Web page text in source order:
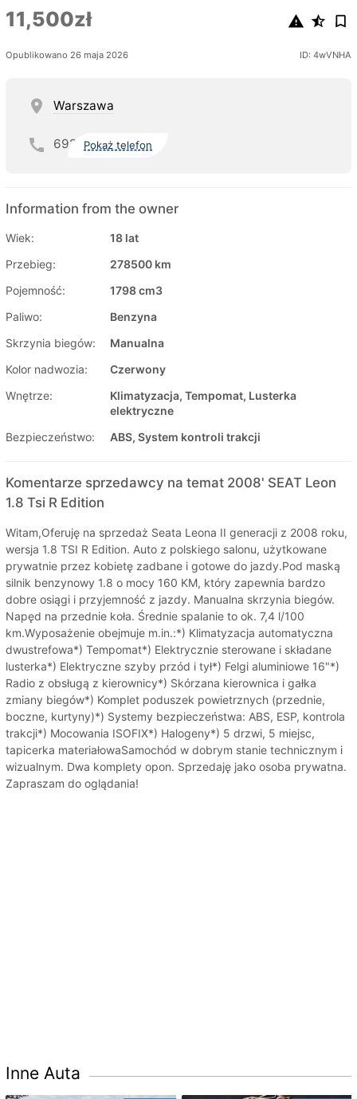
11,500zł
Opublikowano 26 maja 2026 ID: 4wVNHA
Warszawa
692 Pokaż telefon
Information from the owner
Wiek:
18 lat
Przebieg:
278500 km
Pojemność:
1798 cm3
Paliwo:
Benzyna
Skrzynia biegów:
Manualna
Kolor nadwozia:
Czerwony
Wnętrze:
Klimatyzacja, Tempomat, Lusterka
elektryczne
Bezpieczeństwo:
ABS, System kontroli trakcji
Komentarze sprzedawcy na temat 2008' SEAT Leon
1.8 Tsi R Edition
Witam,Oferuję na sprzedaż Seata Leona II generacji z 2008 roku,
wersja 1.8 TSI R Edition. Auto z polskiego salonu, użytkowane
prywatnie przez kobietę zadbane i gotowe do jazdy.Pod maską
silnik benzynowy 1.8 o mocy 160 KM, który zapewnia bardzo
dobre osiągi i przyjemność z jazdy. Manualna skrzynia biegów.
Napęd na przednie koła. Średnie spalanie to ok. 7,4 l/100
km.Wyposażenie obejmuje m.in.:*) Klimatyzacja automatyczna
dwustrefowa*) Tempomat*) Elektrycznie sterowane i składane
lusterka*) Elektryczne szyby przód i tył*) Felgi aluminiowe 16"*)
Radio z obsługą z kierownicy*) Skórzana kierownica i gałka
zmiany biegów*) Komplet poduszek powietrznych (przednie,
boczne, kurtyny)*) Systemy bezpieczeństwa: ABS, ESP, kontrola
trakcji*) Mocowania ISOFIX*) Halogeny*) 5 drzwi, 5 miejsc,
tapicerka materiałowaSamochód w dobrym stanie technicznym i
wizualnym. Dwa komplety opon. Sprzedaję jako osoba prywatna.
Zapraszam do oglądania!
Inne Auta